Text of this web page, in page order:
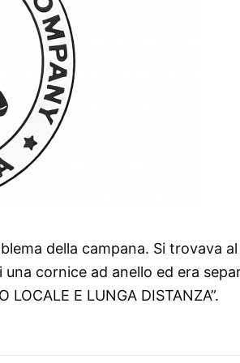
della campana. Si trovava
una cornice ad anello ed era
E LUNGA DISTANZA”.